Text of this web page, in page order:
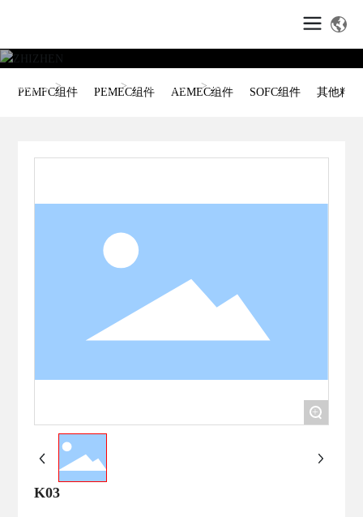
首页 产品中心 PEMFC组件 K03
PEMFC组件 PEMEC组件 AEMEC组件 SOFC组件 其他精
+
K03